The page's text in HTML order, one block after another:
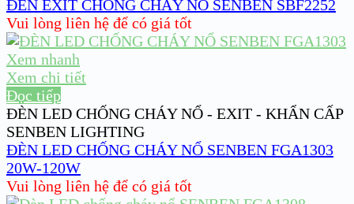
ĐÈN EXIT CHỐNG CHÁY NỔ SENBEN SBF2252
Vui lòng liên hệ để có giá tốt
Xem nhanh
Xem chi tiết
Đọc tiếp
ĐÈN LED CHỐNG CHÁY NỔ - EXIT - KHẨN CẤP
SENBEN LIGHTING
ĐÈN LED CHỐNG CHÁY NỔ SENBEN FGA1303
20W-120W
Vui lòng liên hệ để có giá tốt